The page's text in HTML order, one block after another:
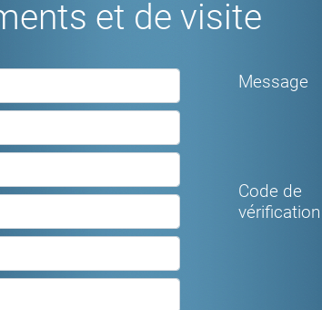
et de visite
Message
Code de
vérification